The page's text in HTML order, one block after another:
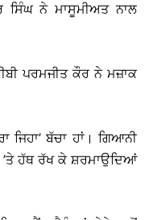
ਸਿੰਘ ਨੇ ਮਾਸੂਮੀਅਤ ਨਾਲ
ਪਰਮਜੀਤ ਕੌਰ ਨੇ ਮਜ਼ਾਕ
ਜਿਹਾ’ ਬੱਚਾ ਹਾਂ। ਗਿਆਨੀ
’ਤੇ ਹੱਥ ਰੱਖ ਕੇ ਸ਼ਰਮਾਉਦਿਆਂ